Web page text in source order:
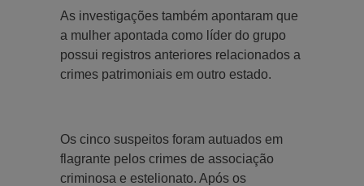
As investigações também apontaram que
a mulher apontada como líder do grupo
possui registros anteriores relacionados a
crimes patrimoniais em outro estado.
Os cinco suspeitos foram autuados em
flagrante pelos crimes de associação
criminosa e estelionato. Após os